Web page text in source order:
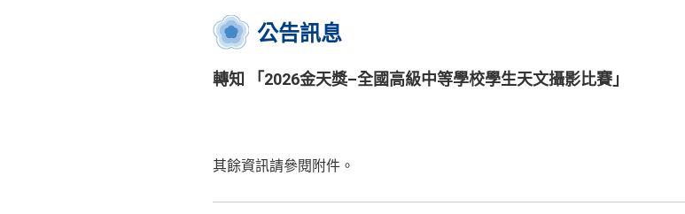
公告訊息
轉知 「2026金天獎–全國高級中等學校學生天文攝影比賽」
其餘資訊請參閱附件。